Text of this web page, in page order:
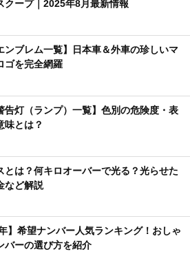
クープ｜2025年8月最新情報
ンブレム一覧】日本車＆外車の珍しいマ
ゴを完全網羅
告灯（ランプ）一覧】色別の危険度・表
味とは？
とは？何キロオーバーで光る？光らせた
など解説
】希望ナンバー人気ランキング！おしゃ
バーの選び方を紹介